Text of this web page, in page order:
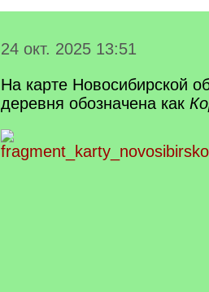
24 окт. 2025 13:51
На карте Новосибирской
деревня обозначена как